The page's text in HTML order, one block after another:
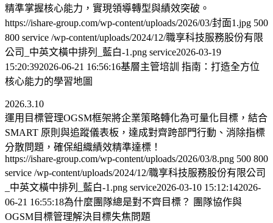
精準掌握核心能力，實現領導轉型與績效突破。
https://ishare-group.com/wp-content/uploads/2026/03/封面1.jpg 500
800 service /wp-content/uploads/2024/12/職享科技服務股份有限
公司_中英文橫中排列_藍白-1.png service2026-03-19
15:20:392026-06-21 16:56:16基層主管培訓 指南：打造全方位
核心能力的學習地圖
2026.3.10
運用目標管理OGSM框架將企業策略轉化為可量化目標，結合
SMART 原則與追蹤儀表板，達成對齊跨部門行動、消除指標
分散問題，確保組織績效精準達標！
https://ishare-group.com/wp-content/uploads/2026/03/8.png 500 800
service /wp-content/uploads/2024/12/職享科技服務股份有限公司
_中英文橫中排列_藍白-1.png service2026-03-10 15:12:142026-
06-21 16:55:18為什麼團隊總是對不齊目標？ 團隊協作與
OGSM目標管理解決目標失焦問題